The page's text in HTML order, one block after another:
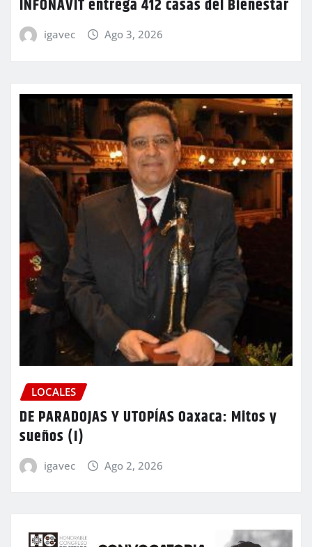
INFONAVIT entrega 412 casas del Bienestar
igavec Ago 3, 2026
LOCALES
DE PARADOJAS Y UTOPÍAS Oaxaca: Mitos y
sueños (I)
igavec Ago 2, 2026